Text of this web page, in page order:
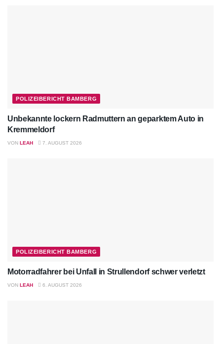
POLIZEIBERICHT BAMBERG
Unbekannte lockern Radmuttern an geparktem Auto in
Kremmeldorf
VON LEAH 7. AUGUST 2026
POLIZEIBERICHT BAMBERG
Motorradfahrer bei Unfall in Strullendorf schwer verletzt
VON LEAH 6. AUGUST 2026